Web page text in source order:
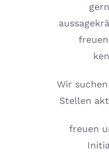
Wir
Stellen
freuen